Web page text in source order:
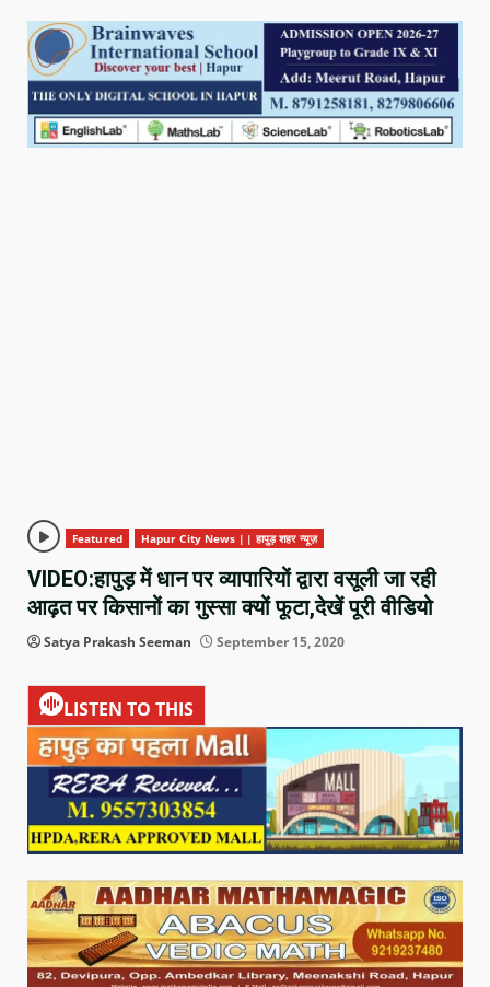
Featured Hapur City News || हापुड़ शहर न्यूज़
VIDEO:हापुड़ में धान पर व्यापारियों द्वारा वसूली जा रही
आढ़त पर किसानों का गुस्सा क्यों फूटा,देखें पूरी वीडियो
Satya Prakash Seeman September 15, 2020
LISTEN TO THIS